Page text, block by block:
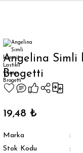
Angelina Simli
Brogetti
19,48 ₺
Marka
Stok Kodu